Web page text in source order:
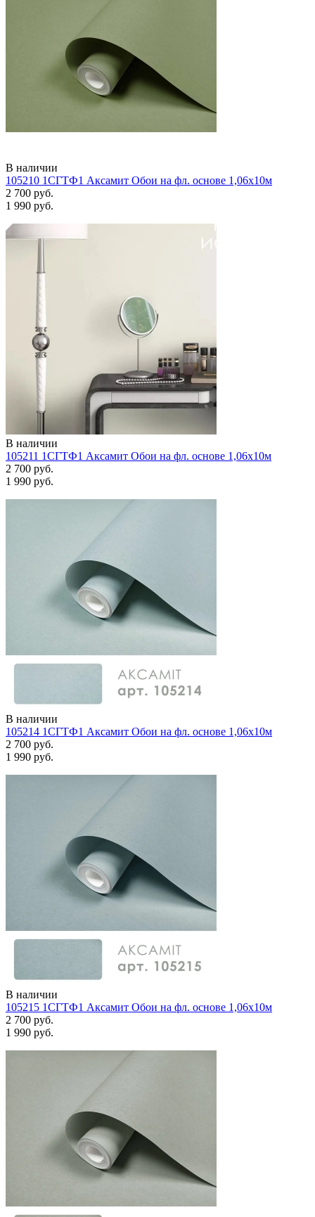
В наличии
105210 1СГТФ1 Аксамит Обои на фл. основе 1,06х10м
2 700 руб.
1 990 руб.
В наличии
105211 1СГТФ1 Аксамит Обои на фл. основе 1,06х10м
2 700 руб.
1 990 руб.
В наличии
105214 1СГТФ1 Аксамит Обои на фл. основе 1,06х10м
2 700 руб.
1 990 руб.
В наличии
105215 1СГТФ1 Аксамит Обои на фл. основе 1,06х10м
2 700 руб.
1 990 руб.